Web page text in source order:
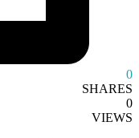
0
SHARES
0
VIEWS